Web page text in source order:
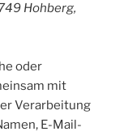
Hohberg,
oder
mit
Verarbeitung
E-Mail-